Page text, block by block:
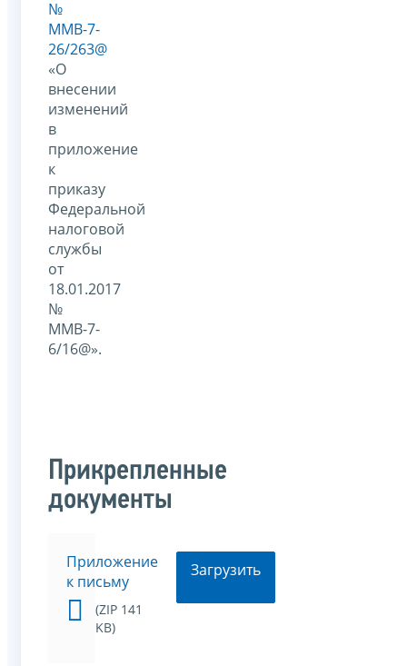
№
ММВ-7-
26/263@
«О
внесении
изменений
в
приложение
к
приказу
Федеральной
налоговой
службы
от
18.01.2017
№
ММВ-7-
6/16@».
Прикрепленные
документы
Приложение
к письму
(ZIP 141
KB)
Загрузить